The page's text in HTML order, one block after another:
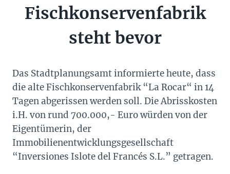
Fischkonservenfabrik
steht bevor
Das Stadtplanungsamt informierte heute, dass
die alte Fischkonservenfabrik “La Rocar“ in 14
Tagen abgerissen werden soll. Die Abrisskosten
i.H. von rund 700.000,- Euro würden von der
Eigentümerin, der
Immobilienentwicklungsgesellschaft
“Inversiones Islote del Francés S.L.” getragen.